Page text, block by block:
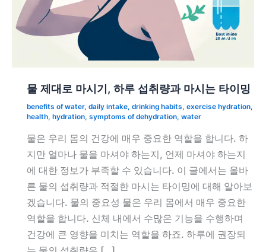
물 제대로 마시기, 하루 섭취량과 마시는 타이밍
benefits of water, daily intake, drinking habits, exercise hydration,
health, hydration, symptoms of dehydration, water
물은 우리 몸의 건강에 매우 중요한 역할을 합니다. 하
지만 얼마나 물을 마셔야 하는지, 언제 마셔야 하는지
에 대한 정보가 부족할 수 있습니다. 이 글에서는 올바
른 물의 섭취량과 적절한 마시는 타이밍에 대해 알아보
겠습니다. 물의 중요성 물은 우리 몸에서 매우 중요한
역할을 합니다. 신체 내에서 수많은 기능을 수행하며
건강에 큰 영향을 미치는 역할을 하죠. 하루에 권장되